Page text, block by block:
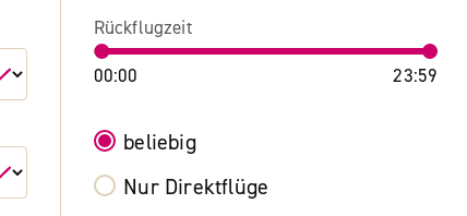
Rückflugzeit
00:00 23:59
beliebig
Nur Direktflüge